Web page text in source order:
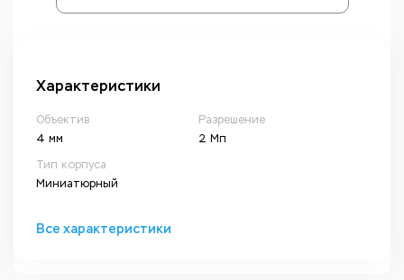
Характеристики
Объектив
4 мм
Разрешение
2 Мп
Тип корпуса
Миниатюрный
Все характеристики